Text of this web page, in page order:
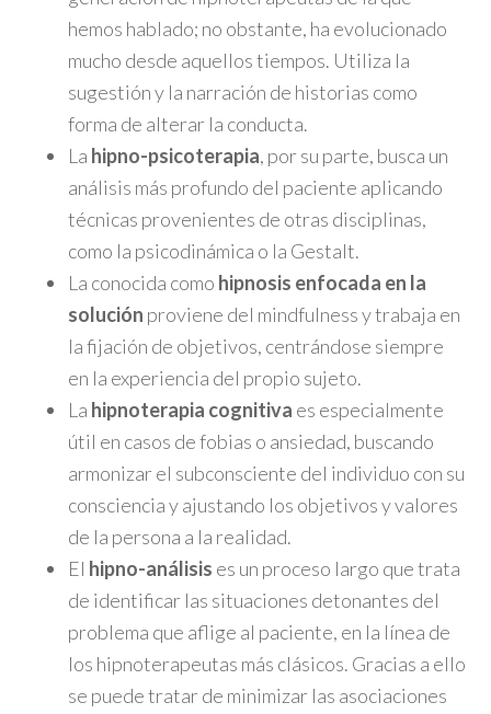
hemos hablado; no obstante, ha evolucionado
mucho desde aquellos tiempos. Utiliza la
sugestión y la narración de historias como
forma de alterar la conducta.
La hipno-psicoterapia, por su parte, busca un
análisis más profundo del paciente aplicando
técnicas provenientes de otras disciplinas,
como la psicodinámica o la Gestalt.
La conocida como hipnosis enfocada en la
solución proviene del mindfulness y trabaja en
la fijación de objetivos, centrándose siempre
en la experiencia del propio sujeto.
La hipnoterapia cognitiva es especialmente
útil en casos de fobias o ansiedad, buscando
armonizar el subconsciente del individuo con su
consciencia y ajustando los objetivos y valores
de la persona a la realidad.
El hipno-análisis es un proceso largo que trata
de identificar las situaciones detonantes del
problema que aflige al paciente, en la línea de
los hipnoterapeutas más clásicos. Gracias a ello
se puede tratar de minimizar las asociaciones